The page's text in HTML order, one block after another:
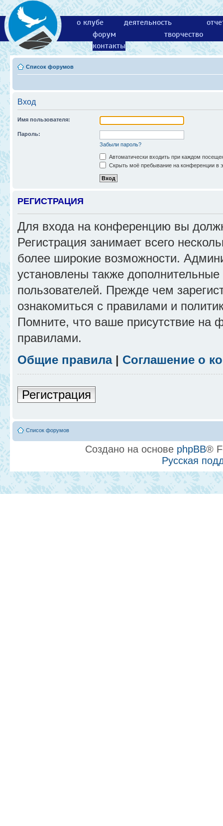
о клубе деятельность
форум
творчество
контакты
Список форумов
Вход
Имя пользователя:
Пароль:
Забыли пароль?
Автоматически входить при каждом
Скрыть моё пребывание на конференции в
РЕГИСТРАЦИЯ
Для входа на конференцию вы
Регистрация занимает всего
более широкие возможности.
установлены также
пользователей. Прежде чем
ознакомиться с правилами и
Помните, что ваше присутствие на
правилами.
Общие правила| Соглашение о
Регистрация
Список форумов
Создано на основе phpBB®
Русская